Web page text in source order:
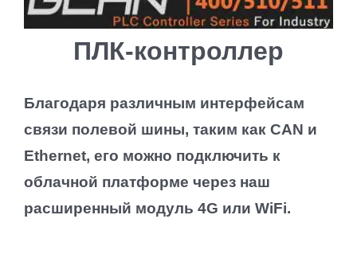
ПЛК-контроллер
Благодаря различным интерфейсам
связи полевой шины, таким как CAN и
Ethernet, его можно подключить к
облачной платформе через наш
расширенный модуль 4G или WiFi.